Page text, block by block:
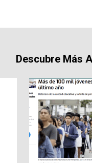
Descubre Más